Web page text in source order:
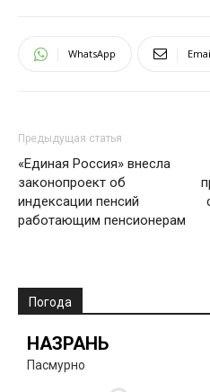
WhatsApp
Предыдущая статья
«Единая Россия» внесла
законопроект об
индексации пенсий
работающим пенсионерам
Погода
НАЗРАНЬ
Пасмурно